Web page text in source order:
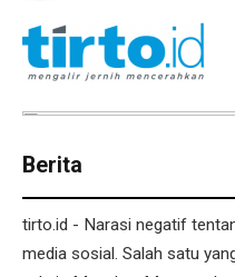
Berita
tirto.id - Narasi negatif
media sosial. Salah satu